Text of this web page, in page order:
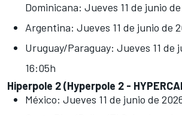
Dominicana: Jueves 11 de junio
Argentina: Jueves 11 de junio de
Uruguay/Paraguay: Jueves 11 de
16:05h
Hiperpole 2 (Hyperpole 2 -
México: Jueves 11 de junio de